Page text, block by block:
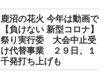
鹿沼の花火 今年は動画で
【負けない 新型コロナ】
祭り実行委 大会中止受
け代替事業 ２９日、１
千発打ち上げも